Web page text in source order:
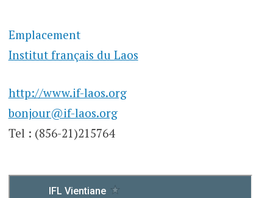
Emplacement
Institut français du Laos
http://www.if-laos.org
bonjour@if-laos.org
Tel : (856-21)215764